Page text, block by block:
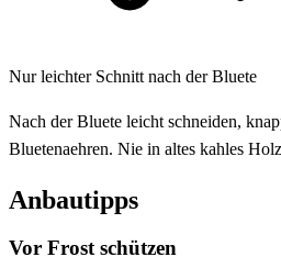
Nur leichter Schnitt nach der Bluete
Nach der Bluete leicht schneiden,
Bluetenaehren. Nie in altes kahles
Anbautipps
Vor Frost schützen